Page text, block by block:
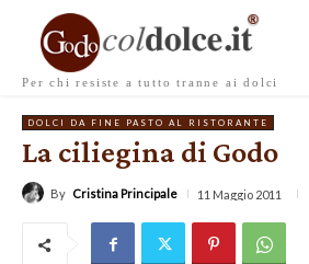
Per chi resiste a tutto tranne ai dolci
DOLCI DA FINE PASTO AL RISTORANTE
La ciliegina di Godo
By Cristina Principale 11 Maggio 2011